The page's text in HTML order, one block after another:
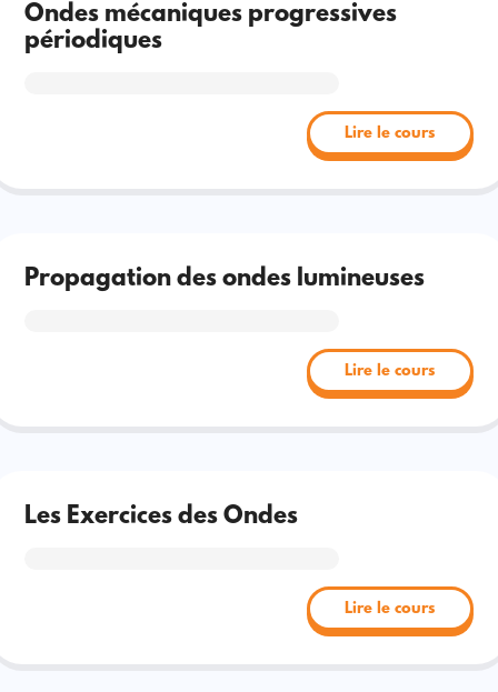
Ondes mécaniques progressives
périodiques
Lire le cours
Propagation des ondes lumineuses
Lire le cours
Les Exercices des Ondes
Lire le cours